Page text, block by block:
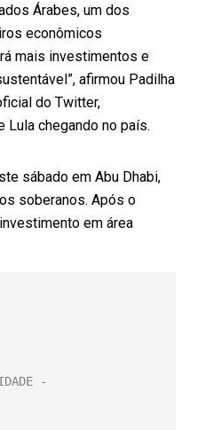
Árabes, um dos
econômicos
mais investimentos e
afirmou Padilha
do Twitter,
Lula chegando no país.
sábado em Abu Dhabi,
soberanos. Após o
em área